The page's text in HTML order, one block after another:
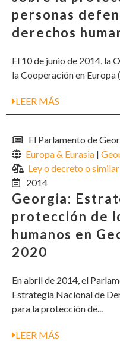
personas
derechos
El 10 de junio de 2014, la
la Cooperación en Europa
LEER MÁS
El Parlamento de
Europa & Eurasia |
Ley o decreto o
2014
Georgia:
protección de
humanos en
2020
En abril de 2014, el
Estrategia Nacional de
para la protección de...
LEER MÁS